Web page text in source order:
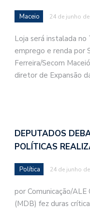
Maceio 24 de junho
Loja será instalada
emprego e renda por
Ferreira/Secom
diretor de Expansão
DEPUTADOS
POLÍTICAS
Política 24 de junho
por Comunicação/
(MDB) fez duras